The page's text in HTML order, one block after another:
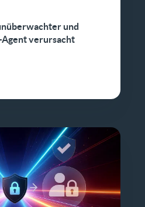
und
verursacht